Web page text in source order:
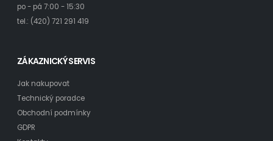
po - pá 7:00 - 15:30
tel.: (420) 721 291 419
ZÁKAZNICKÝ SERVIS
Jak nakupovat
Technický poradce
Obchodní podmínky
GDPR